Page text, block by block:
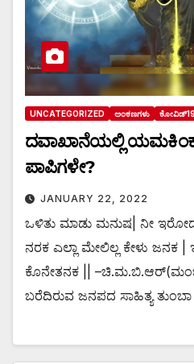
UNCATEGORIZED ಅಂಕಣಗಳು
ದವಾಖಾನೆಯಲ್ಲಿ
ಪಾಪಿಗಳೇ?
JANUARY 22, 2022
ಒಳಿತು ಮಾಡು ಮನುಷ| ನೀ
ನರಕ ಎಲ್ಲಾ ಮೇಲಿಲ್ಲ ಕೇಳು ಜನಕ
ಕೊನೇತನಕ ||
ಬರೆದಿರುವ ಜನಪದ ಸಾಹಿತ್ಯ ತುಂಬಾ